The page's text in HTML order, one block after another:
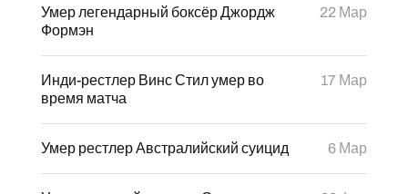
Умер легендарный боксёр Джордж
Формэн
22 Мар
Инди-рестлер Винс Стил умер во
время матча
17 Мар
Умер рестлер Австралийский суицид 6 Мар